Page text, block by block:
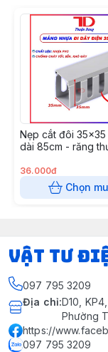
Nẹp cắt đôi 35x35
dài 85cm - răng
36.000đ
Chọn
VẬT TƯ
097 795 3209
Địa chỉ:D10,
Phường
https://
097 795 3209